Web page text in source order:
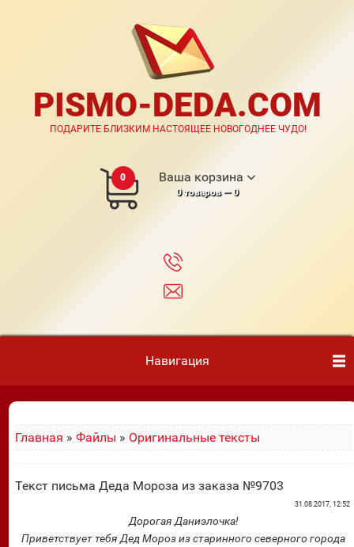
PISMO-DEDA.COM
ПОДАРИТЕ БЛИЗКИМ НАСТОЯЩЕЕ НОВОГОДНЕЕ ЧУДО!
0 Ваша корзина
0товаров —0
Навигация
Главная »Файлы » Оригинальные тексты
Текст письма Деда Мороза из заказа №9703
31.08.2017, 12:52
Дорогая Даниэлочка!
Приветствует тебя Дед Мороз из старинного северного города